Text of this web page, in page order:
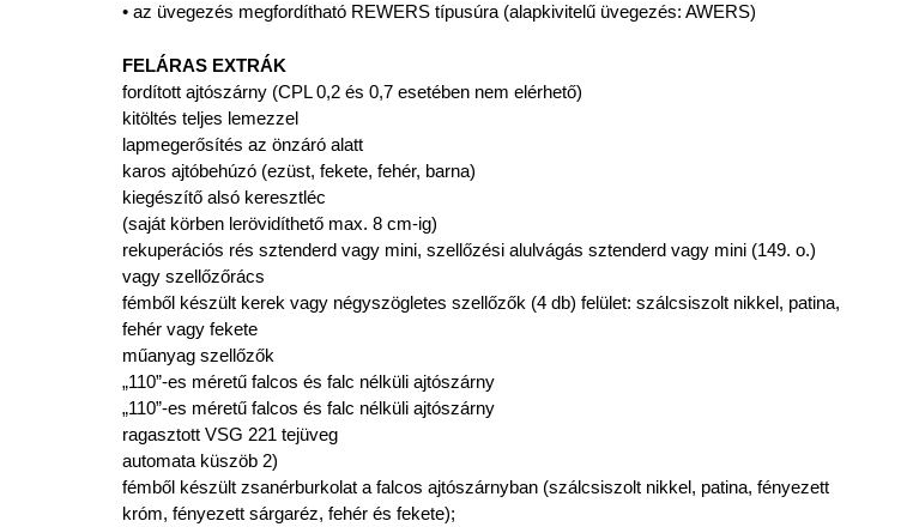
• az üvegezés megfordítható REWERS típusúra (alapkivitelű üvegezés: AWERS)
FELÁRAS EXTRÁK
fordított ajtószárny (CPL 0,2 és 0,7 esetében nem elérhető)
kitöltés teljes lemezzel
lapmegerősítés az önzáró alatt
karos ajtóbehúzó (ezüst, fekete, fehér, barna)
kiegészítő alsó keresztléc
(saját körben lerövidíthető max. 8 cm-ig)
rekuperációs rés sztenderd vagy mini, szellőzési alulvágás sztenderd vagy mini (149. o.)
vagy szellőzőrács
fémből készült kerek vagy négyszögletes szellőzők (4 db) felület: szálcsiszolt nikkel, patina,
fehér vagy fekete
műanyag szellőzők
„110”-es méretű falcos és falc nélküli ajtószárny
„110”-es méretű falcos és falc nélküli ajtószárny
ragasztott VSG 221 tejüveg
automata küszöb 2)
fémből készült zsanérburkolat a falcos ajtószárnyban (szálcsiszolt nikkel, patina, fényezett
króm, fényezett sárgaréz, fehér és fekete);